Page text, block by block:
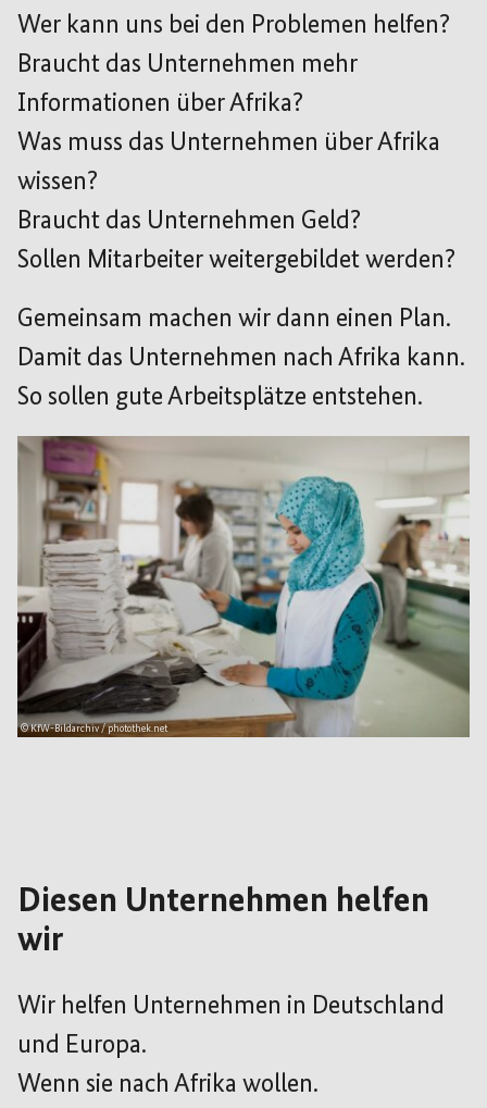
Wer kann uns bei den Problemen helfen?
Braucht das Unternehmen mehr
Informationen über Afrika?
Was muss das Unternehmen über Afrika
wissen?
Braucht das Unternehmen Geld?
Sollen Mitarbeiter weitergebildet werden?
Gemeinsam machen wir dann einen Plan.
Damit das Unternehmen nach Afrika kann.
So sollen gute Arbeitsplätze entstehen.
© KfW-Bildarchiv / photothek.net
Diesen Unternehmen helfen
wir
Wir helfen Unternehmen in Deutschland
und Europa.
Wenn sie nach Afrika wollen.